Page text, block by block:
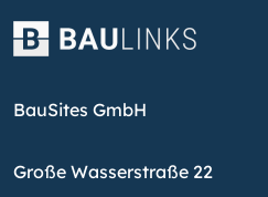
BauSites GmbH
Große Wasserstraße 22